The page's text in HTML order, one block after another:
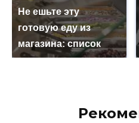
Не ешьте эту
готовую еду из
магазина: список